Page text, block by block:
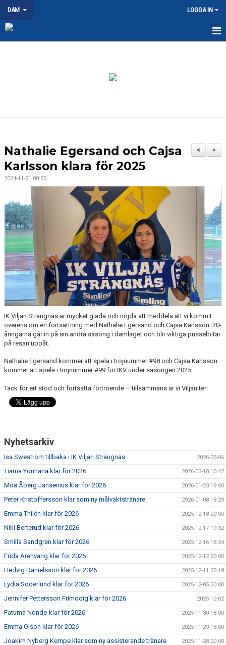
DAM LOGGA IN
DOKUMENT
KONTAKT
>
<
Nathalie Egersand och Cajsa
Karlsson klara för 2025
2024-11-21 08:50
IK Viljan Strängnäs är mycket glada och nöjda att meddela att vi kommit
överens om en fortsättning med Nathalie Egersand och Cajsa Karlsson. 20-
åringarna går in på sin andra säsong i damlaget och blir viktiga pusselbitar
på resan uppåt.
Nathalie Egersand kommer att spela i tröjnummer #98 och Cajsa Karlsson
kommer att spela i tröjnummer #99 för IKV under säsongen 2025.
Tack för ert stöd och fortsatta förtroende – tillsammans är vi Viljaniter!
Nyhetsarkiv
Isa Sweström tillbaka i IK Viljan Strängnäs 2026-05-06
Tiama Youhana klar för 2026 2026-03-18 10:42
Moa Åberg Jansenius klar för 2026 2026-01-23 19:00
Peter Kristoffersson klar som ny målvaktstränare 2026-01-08 18:29
Emma Thilén klar för 2026 2025-12-18 20:00
Niki Berterud klar för 2026 2025-12-17 19:32
Smilla Sandgren klar för 2026 2025-12-16 18:54
Frida Arenvang klar för 2026 2025-12-12 20:00
Hedvig Danielsson klar för 2026 2025-12-11 20:19
Lydia Söderlund klar för 2026 2025-12-05 20:00
Jennifer Pettersson Frimodig klar för 2026 2025-12-02
Fatuma Nondo klar för 2026 2025-11-30 18:00
Emma Olson klar för 2026 2025-11-29 18:00
Joakim Nyberg Kempe klar som ny assisterande tränare 2025-11-28 20:00